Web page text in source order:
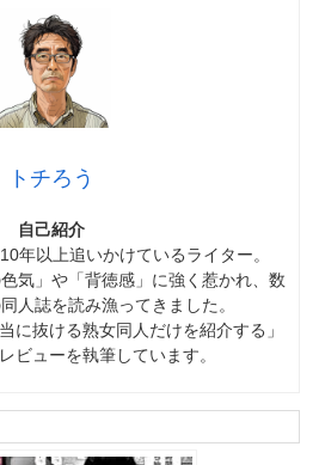
トチろう
自己紹介
年以上追いかけているライター。
気」や「背徳感」に強く惹かれ、数
人誌を読み漁ってきました。
に抜ける熟女同人だけを紹介する」
ビューを執筆しています。